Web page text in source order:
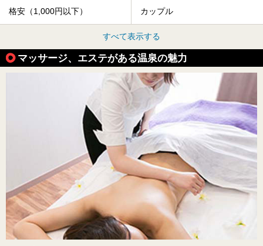
格安（1,000円以下） カップル
すべて表示する
マッサージ、エステがある温泉の魅力